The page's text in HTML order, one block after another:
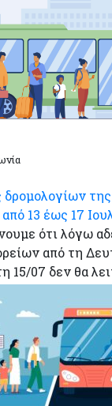
δρομολογίων
13 έως 17
ότι λόγω
από τη
15/07 δεν θα